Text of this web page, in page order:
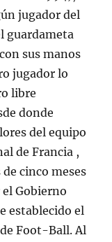
jugador del
guardameta
sus manos
jugador lo
libre
donde
del equipo
de Francia ,
cinco meses
Gobierno
establecido el
Foot-Ball. Al